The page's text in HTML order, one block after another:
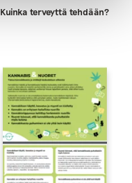
Kuinka terveyttä tehdään?